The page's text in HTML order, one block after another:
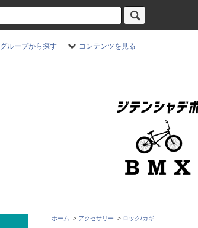
グループから探す コンテンツを見る
ホーム > アクセサリー > ロック/カギ